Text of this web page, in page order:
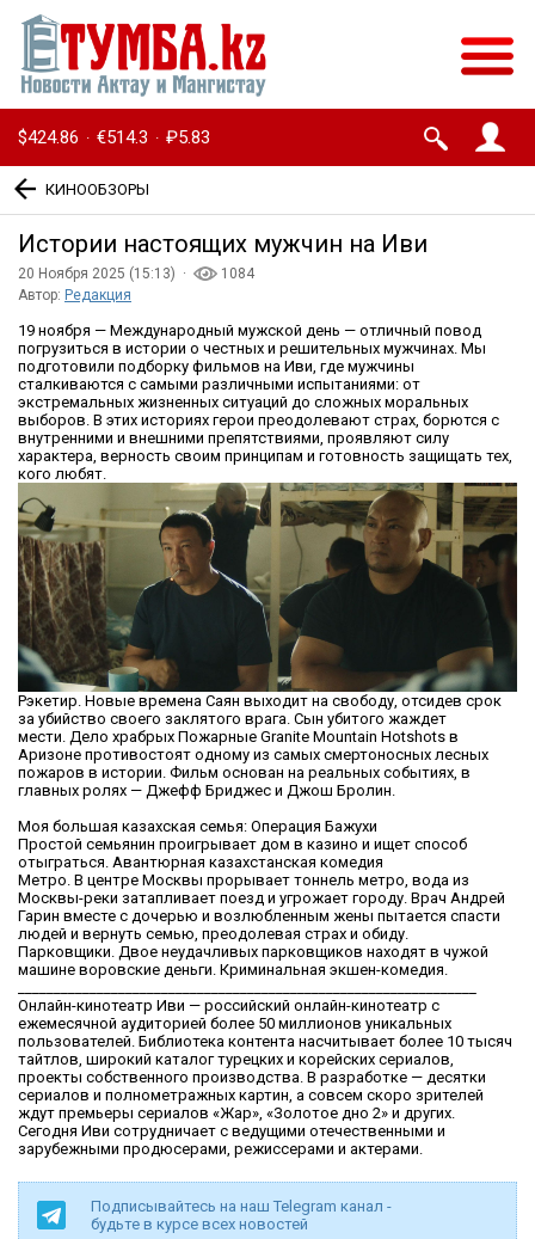
$424.86 · €514.3 · ₽5.83
КИНООБЗОРЫ
Истории настоящих мужчин на Иви
20 Ноября 2025 (15:13) ·
1084
Автор: Редакция
19 ноября — Международный мужской день — отличный повод
погрузиться в истории о честных и решительных мужчинах. Мы
подготовили подборку фильмов на Иви, где мужчины
сталкиваются с самыми различными испытаниями: от
экстремальных жизненных ситуаций до сложных моральных
выборов. В этих историях герои преодолевают страх, борются с
внутренними и внешними препятствиями, проявляют силу
характера, верность своим принципам и готовность защищать тех,
кого любят.
Рэкетир. Новые времена Саян выходит на свободу, отсидев срок
за убийство своего заклятого врага. Сын убитого жаждет
мести. Дело храбрых Пожарные Granite Mountain Hotshots в
Аризоне противостоят одному из самых смертоносных лесных
пожаров в истории. Фильм основан на реальных событиях, в
главных ролях — Джефф Бриджес и Джош Бролин.
Моя большая казахская семья: Операция Бажухи
Простой семьянин проигрывает дом в казино и ищет способ
отыграться. Авантюрная казахстанская комедия
Метро. В центре Москвы прорывает тоннель метро, вода из
Москвы-реки затапливает поезд и угрожает городу. Врач Андрей
Гарин вместе с дочерью и возлюбленным жены пытается спасти
людей и вернуть семью, преодолевая страх и обиду.
Парковщики. Двое неудачливых парковщиков находят в чужой
машине воровские деньги. Криминальная экшен-комедия.
Онлайн-кинотеатр Иви — российский онлайн-кинотеатр с
ежемесячной аудиторией более 50 миллионов уникальных
пользователей. Библиотека контента насчитывает более 10 тысяч
тайтлов, широкий каталог турецких и корейских сериалов,
проекты собственного производства. В разработке — десятки
сериалов и полнометражных картин, а совсем скоро зрителей
ждут премьеры сериалов «Жар», «Золотое дно 2» и других.
Сегодня Иви сотрудничает с ведущими отечественными и
зарубежными продюсерами, режиссерами и актерами.
Подписывайтесь на наш Telegram канал -
будьте в курсе всех новостей